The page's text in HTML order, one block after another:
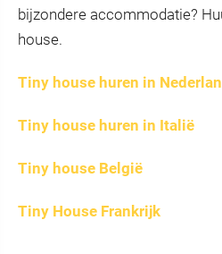
bijzondere accommodatie?
house.
Tiny house huren in
Tiny house huren in Italië
Tiny house België
Tiny House Frankrijk